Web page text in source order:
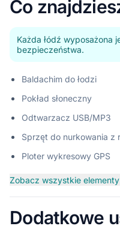
Co
Każda łódź wyposażona
bezpieczeństwa.
Baldachim do łodzi
Pokład słoneczny
Odtwarzacz USB/MP3
Sprzęt do nurkowania z
Ploter wykresowy GPS
Zobacz wszystkie
Dodatkowe